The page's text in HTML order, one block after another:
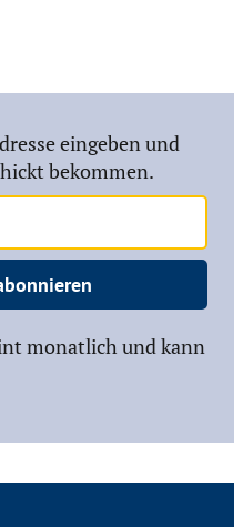
eingeben und
bekommen.
monatlich und kann